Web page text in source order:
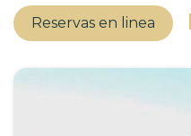
Reservas en linea